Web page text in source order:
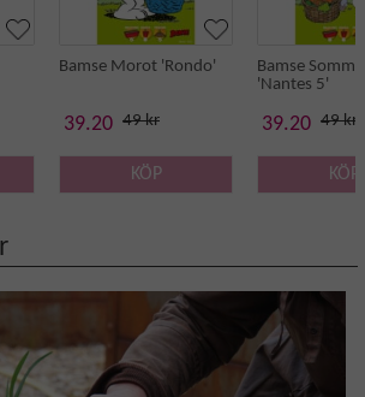
Bamse Morot 'Rondo'
39.20 49 kr
KÖP
Bamse
'Nantes 5'
39.20 49 kr
KÖP